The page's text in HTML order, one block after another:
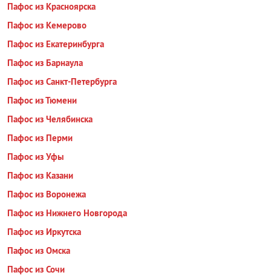
Пафос из Красноярска
Пафос из Кемерово
Пафос из Екатеринбурга
Пафос из Барнаула
Пафос из Санкт-Петербурга
Пафос из Тюмени
Пафос из Челябинска
Пафос из Перми
Пафос из Уфы
Пафос из Казани
Пафос из Воронежа
Пафос из Нижнего Новгорода
Пафос из Иркутска
Пафос из Омска
Пафос из Сочи